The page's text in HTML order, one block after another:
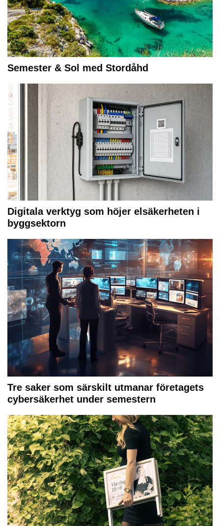
Semester & Sol med Stordåhd
Digitala verktyg som höjer elsäkerheten i
byggsektorn
Tre saker som särskilt utmanar företagets
cybersäkerhet under semestern